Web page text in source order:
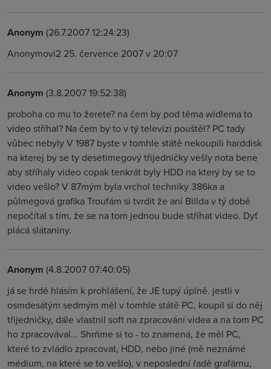
Anonym (26.7.2007 12:24:23)
Anonymovi2 25. července 2007 v 20:07
Anonym (3.8.2007 19:52:38)
proboha co mu to žerete? na čem by pod těma widlema to
video stříhal? Na čem by to v tý televizi pouštěl? PC tady
vůbec nebyly V 1987 byste v tomhle státě nekoupili harddisk
na kterej by se ty desetimegový třijedničky vešly nota bene
aby stříhaly video copak tenkrát byly HDD na který by se to
video vešlo? V 87mým byla vrchol techniky 386ka a
půlmegová grafika Troufám si tvrdit že ani Billda v tý době
nepočítal s tím, že se na tom jednou bude stříhat video. Dyť
plácá slátaniny.
Anonym (4.8.2007 07:40:05)
já se hrdě hlásím k prohlášení, že JE tupý úplně. jestli v
osmdesátým sedmým měl v tomhle státě PC, koupil si do něj
třijedničky, dále vlastnil soft na zpracování videa a na tom PC
ho zpracovával... Shrňme si to - to znamená, že měl PC,
které to zvládlo zpracovat, HDD, nebo jiné (mě neznámé
médium, na které se to vešlo), v neposlední řadě grafárnu,